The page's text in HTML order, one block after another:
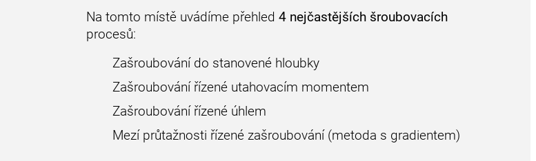
Na tomto místě uvádíme přehled 4 nejčastějších šroubovacích
procesů:
Zašroubování do stanovené hloubky
Zašroubování řízené utahovacím momentem
Zašroubování řízené úhlem
Mezí průtažnosti řízené zašroubování (metoda s gradientem)